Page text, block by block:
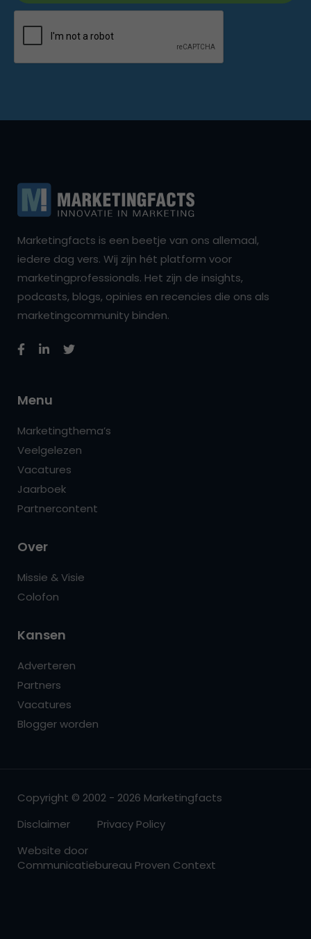
Marketingfacts is een beetje van ons allemaal,
iedere dag vers. Wij zijn hét platform voor
marketingprofessionals. Het zijn de insights,
podcasts, blogs, opinies en recencies die ons als
marketingcommunity binden.
Menu
Marketingthema’s
Veelgelezen
Vacatures
Jaarboek
Partnercontent
Over
Missie & Visie
Colofon
Kansen
Adverteren
Partners
Vacatures
Blogger worden
Copyright © 2002 - 2026 Marketingfacts
Disclaimer
Privacy Policy
Website door
Communicatiebureau Proven Context